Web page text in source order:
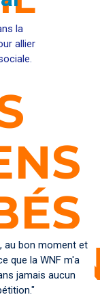
la
allier
au bon moment et
que la WNF m'a
jamais aucun